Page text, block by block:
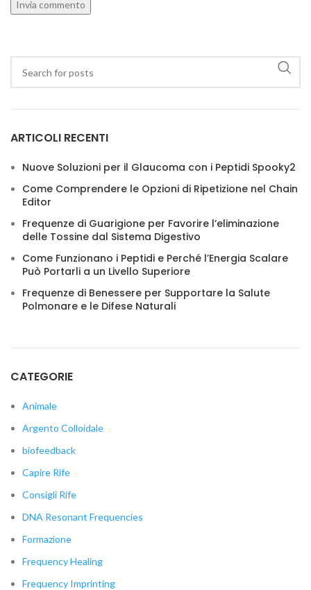
ARTICOLI RECENTI
Nuove Soluzioni per il Glaucoma con i Peptidi Spooky2
Come Comprendere le Opzioni di Ripetizione nel Chain
Editor
Frequenze di Guarigione per Favorire l’eliminazione
delle Tossine dal Sistema Digestivo
Come Funzionano i Peptidi e Perché l’Energia Scalare
Può Portarli a un Livello Superiore
Frequenze di Benessere per Supportare la Salute
Polmonare e le Difese Naturali
CATEGORIE
Animale
Argento Colloidale
biofeedback
Capire Rife
Consigli Rife
DNA Resonant Frequencies
Formazione
Frequency Healing
Frequency Imprinting